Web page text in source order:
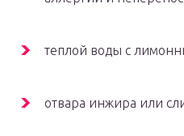
теплой воды с
отвара инжира или